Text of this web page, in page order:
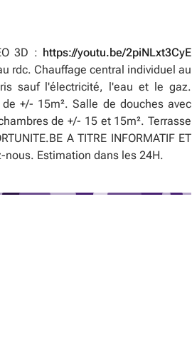
3D : https://youtu.be/2piNLxt3CyE
rdc. Chauffage central individuel au
sauf l'électricité, l'eau et le gaz.
+/- 15m². Salle de douches avec
de +/- 15 et 15m². Terrasse
A TITRE INFORMATIF ET
nous. Estimation dans les 24H.